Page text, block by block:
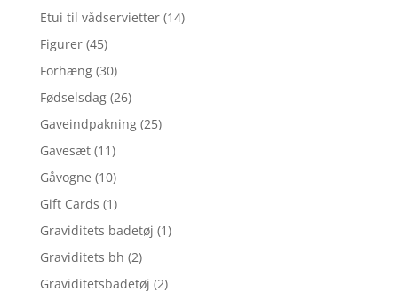
Etui til vådservietter (14)
Figurer (45)
Forhæng (30)
Fødselsdag (26)
Gaveindpakning (25)
Gavesæt (11)
Gåvogne (10)
Gift Cards (1)
Graviditets badetøj (1)
Graviditets bh (2)
Graviditetsbadetøj (2)